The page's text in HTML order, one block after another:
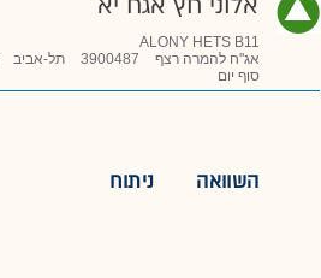
ALONY HETS B11
אג"ח להמרה רצף
3900487 תל-אביב
סוף יום
השוואה ניתוח